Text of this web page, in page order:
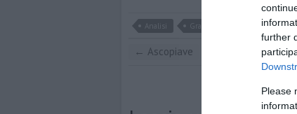
further
Please
Analisi Grafico
← Ascopiave